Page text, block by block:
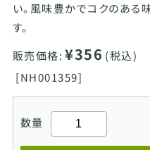
い。風味豊かでコクのある
す。
販売価格: ¥356 (税込)
[NH001359]
数量